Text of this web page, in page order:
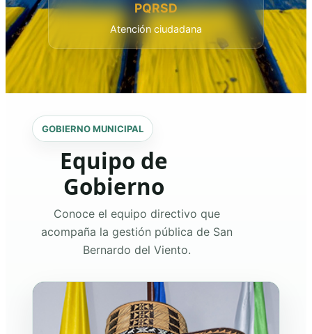
PQRSD
Atención ciudadana
GOBIERNO MUNICIPAL
Equipo de
Gobierno
Conoce el equipo directivo que
acompaña la gestión pública de San
Bernardo del Viento.